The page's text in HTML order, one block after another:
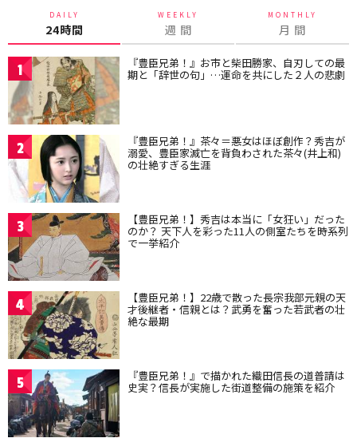
DAILY
24時間
WEEKLY
週 間
MONTHLY
月 間
1 『豊臣兄弟！』お市と柴田勝家、自刃しての最
期と「辞世の句」…運命を共にした２人の悲劇
2 『豊臣兄弟！』茶々＝悪女はほぼ創作？秀吉が
溺愛、豊臣家滅亡を背負わされた茶々(井上和)
の壮絶すぎる生涯
3 【豊臣兄弟！】秀吉は本当に「女狂い」だった
のか？ 天下人を彩った11人の側室たちを時系列
で一挙紹介
4 【豊臣兄弟！】22歳で散った長宗我部元親の天
才後継者・信親とは？武勇を奮った若武者の壮
絶な最期
5 『豊臣兄弟！』で描かれた織田信長の道普請は
史実？信長が実施した街道整備の施策を紹介